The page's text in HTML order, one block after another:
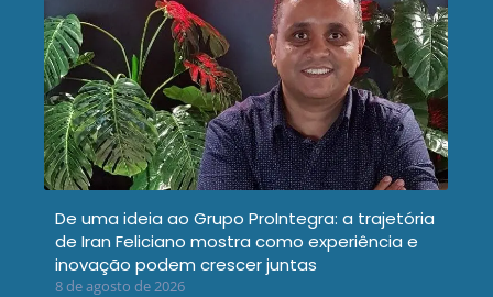
De uma ideia ao Grupo ProIntegra: a trajetória
de Iran Feliciano mostra como experiência e
inovação podem crescer juntas
8 de agosto de 2026